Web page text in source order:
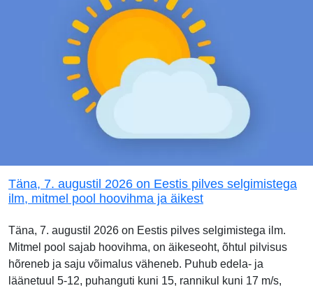
Täna, 7. augustil 2026 on Eestis pilves selgimistega
ilm, mitmel pool hoovihma ja äikest
Täna, 7. augustil 2026 on Eestis pilves selgimistega ilm.
Mitmel pool sajab hoovihma, on äikeseoht, õhtul pilvisus
hõreneb ja saju võimalus väheneb. Puhub edela- ja
läänetuul 5-12, puhanguti kuni 15, rannikul kuni 17 m/s,